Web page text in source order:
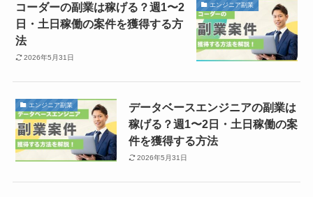
エンジニア副業
コーダーの副業は稼げる？週1〜2
日・土日稼働の案件を獲得する方
法
2026年5月31日
エンジニア副業
データベースエンジニアの副業は
稼げる？週1〜2日・土日稼働の案
件を獲得する方法
2026年5月31日